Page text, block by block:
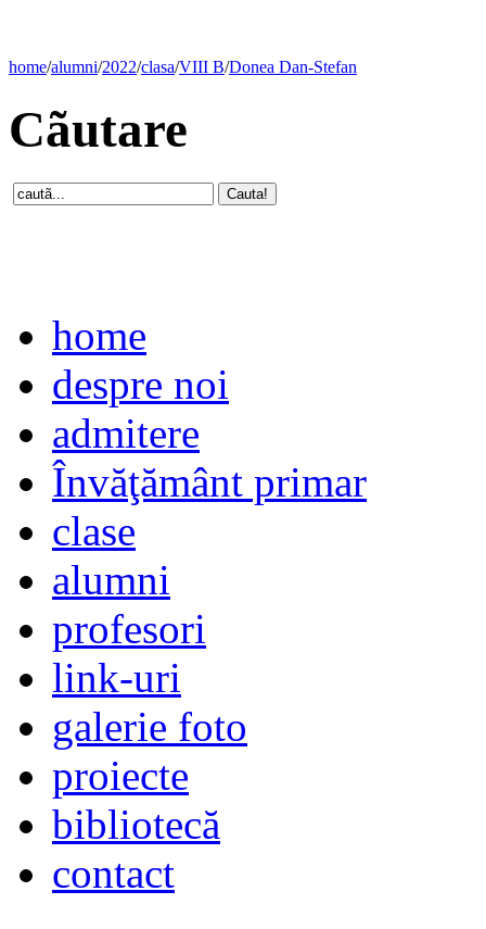
home/alumni/2022/clasa/VIII B/Donea Dan-Stefan
Cãutare
home
despre noi
admitere
Învăţământ primar
clase
alumni
profesori
link-uri
galerie foto
proiecte
bibliotecă
contact